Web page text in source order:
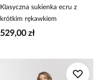
Klasyczna sukienka ecru z
krótkim rękawkiem
529,00 zł